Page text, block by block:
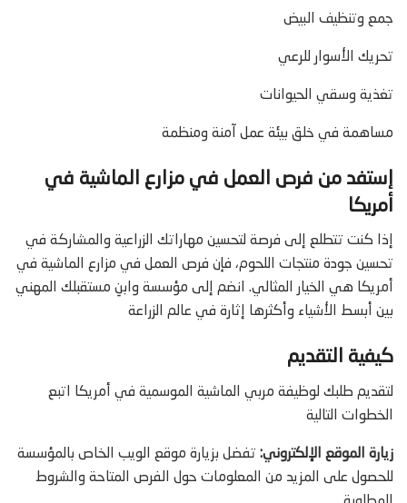
جمع وتنظيف البيض
تحريك الأسوار للرعي
تغذية وسقي الحيوانات
مساهمة في خلق بيئة عمل آمنة ومنظمة
إستفد من فرص العمل في مزارع الماشية في
أمريكا
إذا كنت تتطلع إلى فرصة لتحسين مهاراتك الزراعية والمشاركة في
تحسين جودة منتجات اللحوم، فإن فرص العمل في مزارع الماشية في
أمريكا هي الخيار المثالي. انضم إلى مؤسسة وابنِ مستقبلك المهني
بين أبسط الأشياء وأكثرها إثارة في عالم الزراعة
كيفية التقديم
لتقديم طلبك لوظيفة مربي الماشية الموسمية في أمريكا اتبع
الخطوات التالية
زيارة الموقع الإلكتروني: تفضل بزيارة موقع الويب الخاص بالمؤسسة
للحصول على المزيد من المعلومات حول الفرص المتاحة والشروط